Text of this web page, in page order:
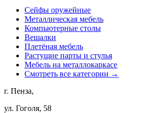
Сейфы оружейные
Металлическая мебель
Компьютерные столы
Вешалки
Плетёная мебель
Растущие парты и стулья
Мебель на металлокаркасе
Смотреть все категории →
г. Пенза,
ул. Гоголя, 58